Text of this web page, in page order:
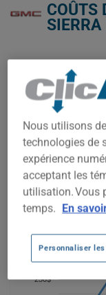
COÛTS
Nous n'avons
d'assurance auto
Essayez un autre
commencez une
Pour trouver la
SIERRA 1500
comparer les
250$
300$
400$
Nous utilisons
technologies de
expérience
acceptant les
utilisation. Vous
temps. En
Personnaliser